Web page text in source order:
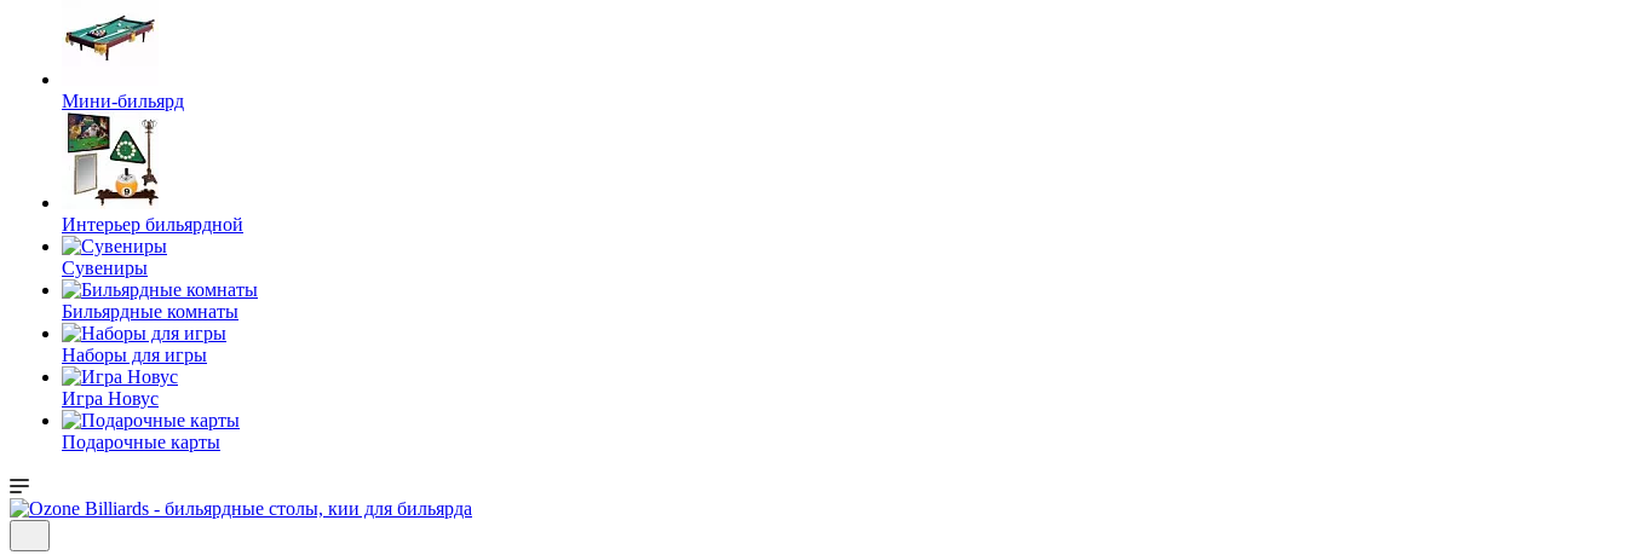
Мини-бильярд
Интерьер бильярдной
Сувениры
Бильярдные комнаты
Наборы для игры
Игра Новус
Подарочные карты